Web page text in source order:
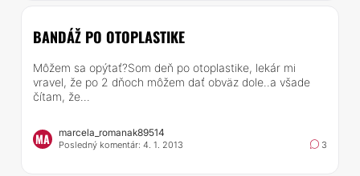
BANDÁŽ PO OTOPLASTIKE
Môžem sa opýtať?Som deň po otoplastike, lekár mi
vravel, že po 2 dňoch môžem dať obväz dole..a všade
čítam, že...
MA marcela_romanak89514
Posledný komentár: 4. 1. 2013 3